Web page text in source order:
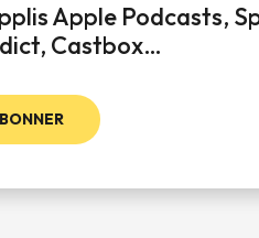
Apple Podcasts,
Castbox…